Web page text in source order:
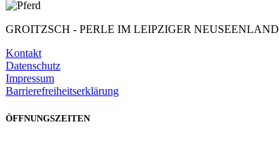
GROITZSCH - PERLE IM LEIPZIGER NEUSEENLAND
Kontakt
Datenschutz
Impressum
Barrierefreiheitserklärung
ÖFFNUNGSZEITEN